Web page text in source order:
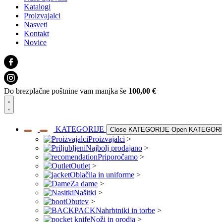
Katalogi
Proizvajalci
Nasveti
Kontakt
Novice
Do brezplačne poštnine vam manjka še 100,00 €
KATEGORIJE Close KATEGORIJE Open
Proizvajalci >
Najbolj prodajano >
Priporočamo >
Outlet >
Oblačila in uniforme >
Za dame >
Našitki >
Obutev >
Nahrbtniki in torbe >
Noži in orodja >